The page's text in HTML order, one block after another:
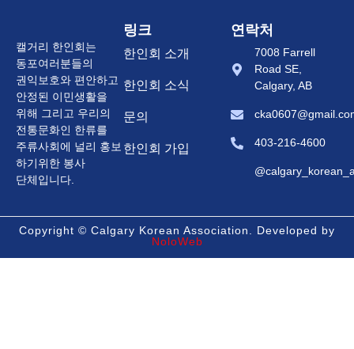
캘거리 한인회는
동포여러분들의
권익보호와 편안하고
안정된 이민생활을
위해 그리고 우리의
전통문화인 한류를
주류사회에 널리 홍보
하기위한 봉사
단체입니다.
링크
한인회 소개
한인회 소식
문의
한인회 가입
연락처
7008 Farrell
Road SE,
Calgary, AB
403-216-4600
Copyright © Calgary Korean Association. Developed by
NoloWeb